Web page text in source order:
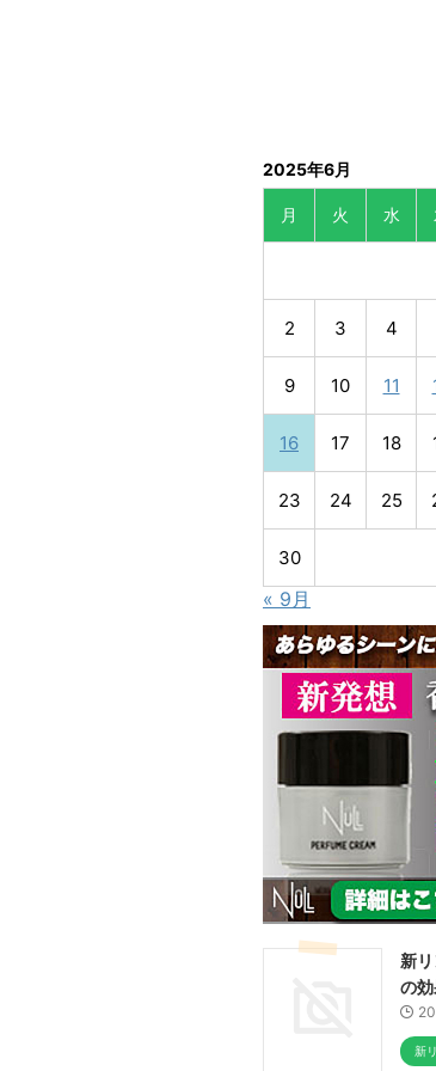
2025年6月
月 火 水
2 3 4
9 10 11
16 17 18
23 24 25
30
« 9月
新
の効
新